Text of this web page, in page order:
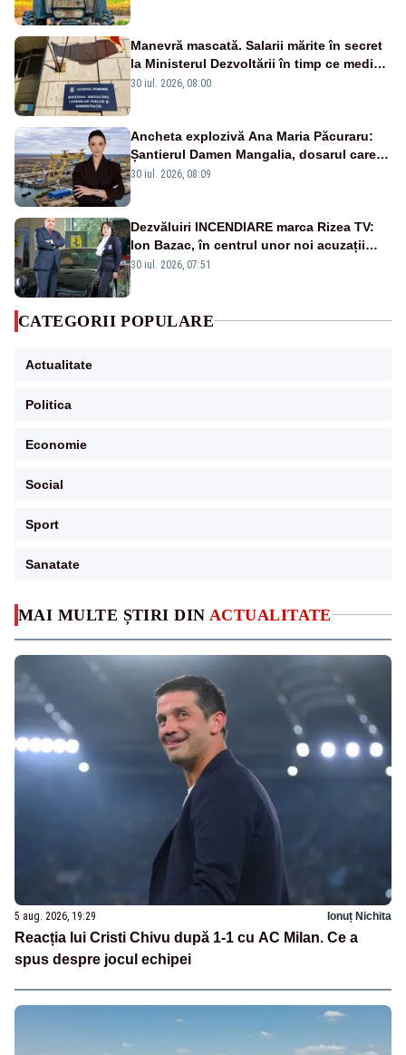
MAI MULTE ȘTIRI DIN ACTUALITATE
5 aug. 2026, 19:29 Ionuț Nichita
Reacția lui Cristi Chivu după 1-1 cu AC Milan. Ce a
spus despre jocul echipei
Manevră mascată. Salarii mărite în secret
la Ministerul Dezvoltării în timp ce medicii
ies în stradă
30 iul. 2026, 08:00
Ancheta explozivă Ana Maria Păcuraru:
Șantierul Damen Mangalia, dosarul care
scufundă apărarea României
30 iul. 2026, 08:09
Dezvăluiri INCENDIARE marca Rizea TV:
Ion Bazac, în centrul unor noi acuzații
publice
30 iul. 2026, 07:51
CATEGORII POPULARE
Actualitate
Politica
Economie
Social
Sport
Sanatate